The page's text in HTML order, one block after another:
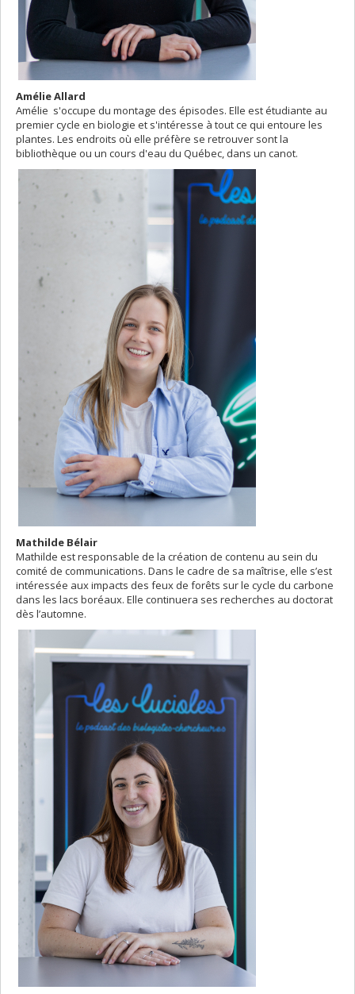
Amélie Allard
Amélie s'occupe du montage des épisodes. Elle est étudiante au
premier cycle en biologie et s'intéresse à tout ce qui entoure les
plantes. Les endroits où elle préfère se retrouver sont la
bibliothèque ou un cours d'eau du Québec, dans un canot.
Mathilde Bélair
Mathilde est responsable de la création de contenu au sein du
comité de communications. Dans le cadre de sa maîtrise, elle s’est
intéressée aux impacts des feux de forêts sur le cycle du carbone
dans les lacs boréaux. Elle continuera ses recherches au doctorat
dès l’automne.